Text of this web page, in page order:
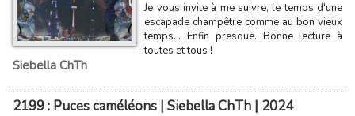
Je vous invite à me suivre, le temps d'une
escapade champêtre comme au bon vieux
temps... Enfin presque. Bonne lecture à
toutes et tous !
Siebella ChTh
2199 : Puces caméléons | Siebella ChTh | 2024